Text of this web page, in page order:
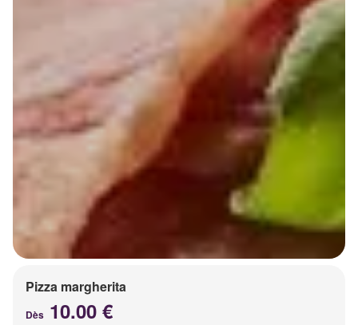
Pizza margherita
Dès 10.00 €